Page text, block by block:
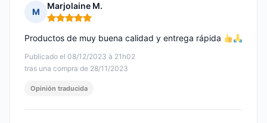
M
Marjolaine M.
Nota: 5 de 5
Publicado el 08/12/2023 à 21h02
tras una compra de 28/11/2023
Productos de muy buena calidad y entrega rápida
Opinión traducida